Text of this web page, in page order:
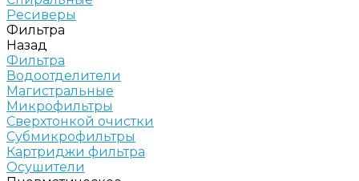
Ресиверы
Фильтра
Назад
Фильтра
Водоотделители
Магистральные
Микрофильтры
Сверхтонкой очистки
Субмикрофильтры
Картриджи фильтра
Осушители